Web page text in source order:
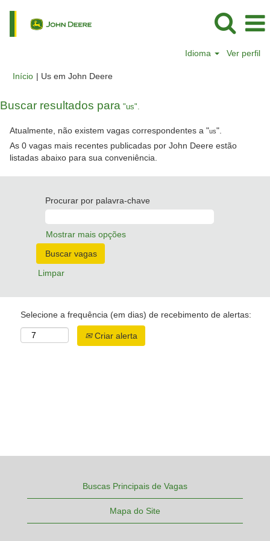
Idioma Ver perfil
Início | Us em John Deere(página
Buscar resultados para "us".
Atualmente, não existem vagas correspondentes a "us".
As 0 vagas mais recentes publicadas por John Deere estão
listadas abaixo para sua conveniência.
Procurar por palavra-chave
Mostrar mais opções
Limpar
Selecione a frequência (em dias) de recebimento de alertas:
Criar alerta
Buscas Principais de Vagas
Mapa do Site